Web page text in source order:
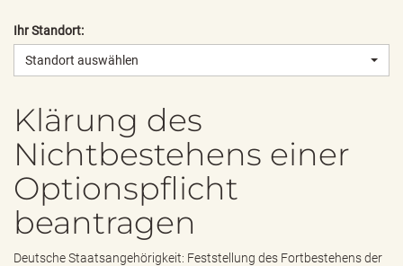
o
b
Ihr Standort:
Standort auswählen
Klärung des
Nichtbestehens einer
Optionspflicht
beantragen
Deutsche Staatsangehörigkeit: Feststellung des Fortbestehens der